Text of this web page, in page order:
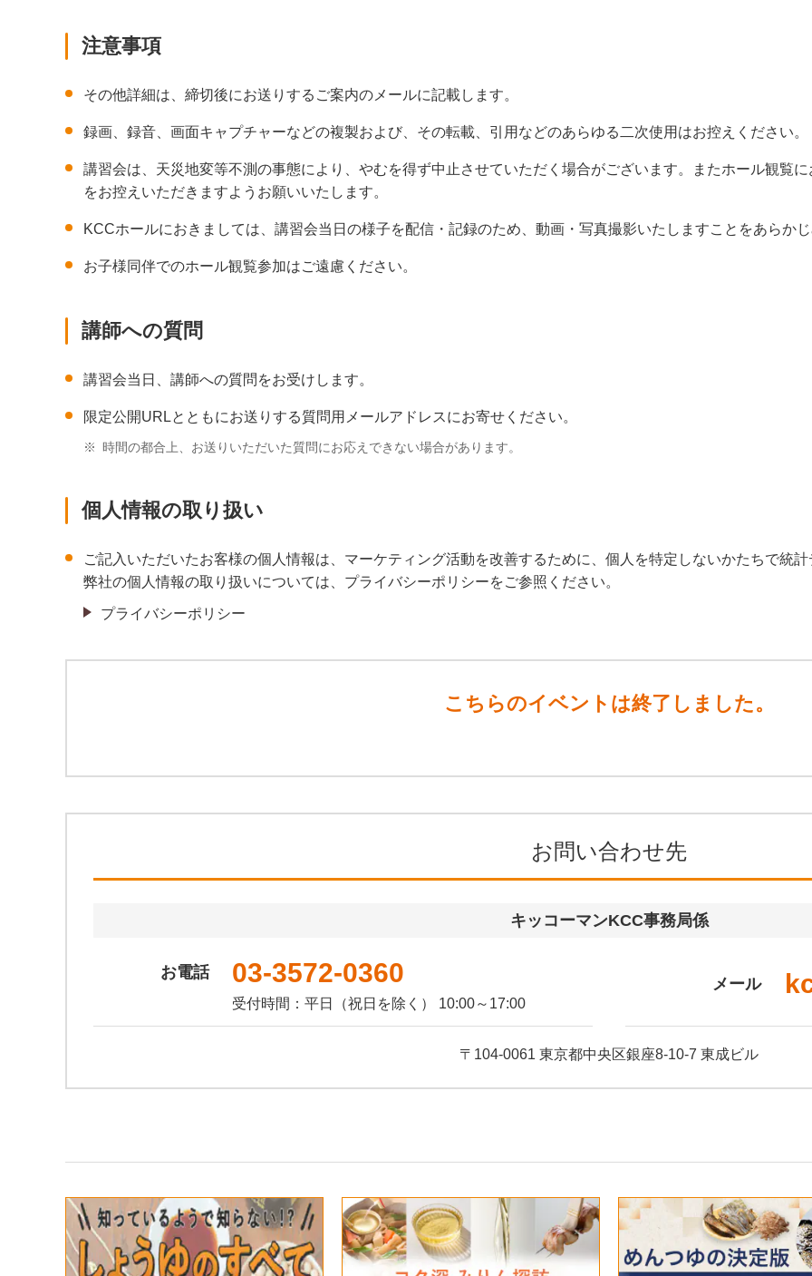
注意事項
その他詳細は、締切後にお送りするご案内のメールに記載します。
録画、録音、画面キャプチャーなどの複製および、その転載、引用などのあらゆる二次使用はお控えください。
講習会は、天災地変等不測の事態により、やむを得ず中止させていただく場合がございます。またホール観覧
をお控えいただきますようお願いいたします。
KCCホールにおきましては、講習会当日の様子を配信・記録のため、動画・写真撮影いたしますことをあらか
お子様同伴でのホール観覧参加はご遠慮ください。
講師への質問
講習会当日、講師への質問をお受けします。
限定公開URLとともにお送りする質問用メールアドレスにお寄せください。
※ 時間の都合上、お送りいただいた質問にお応えできない場合があります。
個人情報の取り扱い
ご記入いただいたお客様の個人情報は、マーケティング活動を改善するために、個人を特定しないかたちで統
弊社の個人情報の取り扱いについては、プライバシーポリシーをご参照ください。
プライバシーポリシー
こちらのイベントは終了しました。
お問い合わせ先
キッコーマンKCC事務局係
お電話 03-3572-0360
受付時間：平日（祝日を除く） 10:00～17:00
メール
〒104-0061 東京都中央区銀座8-10-7 東成ビル